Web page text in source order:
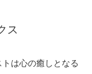
ス
は心の癒しとなる